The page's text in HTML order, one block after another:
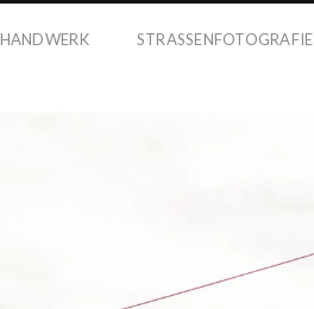
HANDWERK STRASSENFOTOGRAFIE